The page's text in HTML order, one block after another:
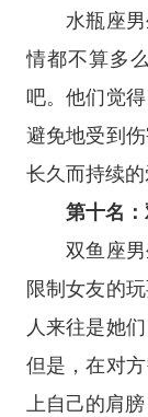
水瓶座
情都不算多
吧。他们觉
避免地受到
长久而持续的
第十名：
双鱼座
限制女友的
人来往是她
但是，在对
上自己的肩膀